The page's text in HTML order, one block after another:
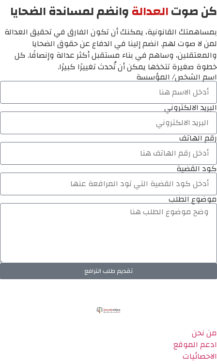
كن صوتالعدالةوانضم لمساندة الضحايا
بمساهمتك القانونية، يمكنك أن تكون الفارق في تحقيق العدالة
لمن لا صوت لهم. انضم إلينا في الدفاع عن حقوق الضحايا
والمعتقلين، وساهم في بناء مستقبل أكثر عدالة وإنصافًا. كل
خطوة صغيرة تتخذها يمكن أن تُحدث تغييرًا كبيرًا.
اسم الشخص/ المؤسسة
البريد الالكتروني
رقم الهاتف
كود القضية
موضوع الطلب
تقديم طلب الترافع
من نحن
ادعم الموقع
الاحصائيات